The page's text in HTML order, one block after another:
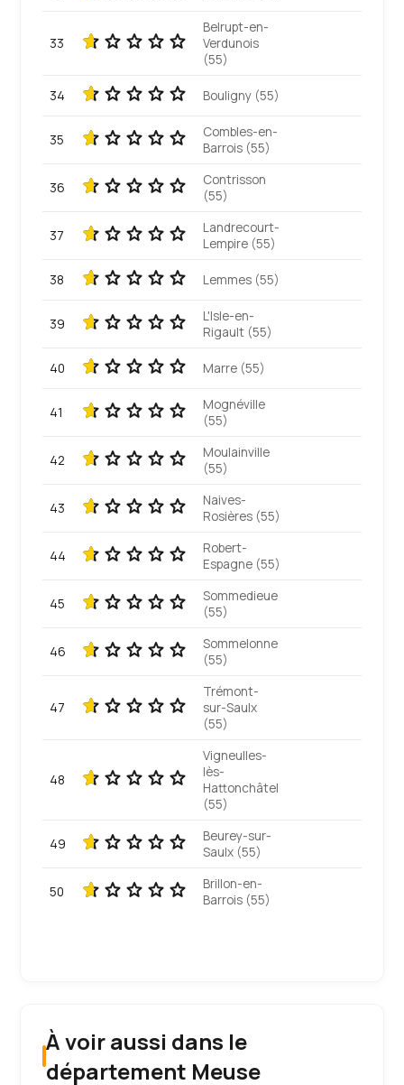
33
Belrupt-en-
Verdunois
(55)
34 Bouligny (55)
35
Combles-en-
Barrois (55)
36
Contrisson
(55)
37
Landrecourt-
Lempire (55)
38 Lemmes (55)
39
L'Isle-en-
Rigault (55)
40 Marre (55)
41
Mognéville
(55)
42
Moulainville
(55)
43
Naives-
Rosières (55)
44
Robert-
Espagne (55)
45
Sommedieue
(55)
46
Sommelonne
(55)
47
Trémont-
sur-Saulx
(55)
48
Vigneulles-
lès-
Hattonchâtel
(55)
49
Beurey-sur-
Saulx (55)
50
Brillon-en-
Barrois (55)
À voir aussi dans le
département Meuse